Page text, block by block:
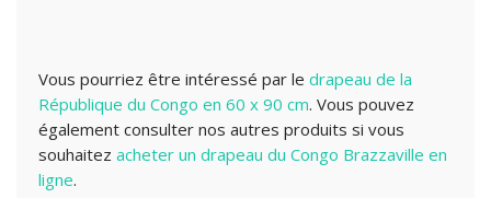
Vous pourriez être intéressé par le drapeau de la
République du Congo en 60 x 90 cm. Vous pouvez
également consulter nos autres produits si vous
souhaitez acheter un drapeau du Congo Brazzaville en
ligne.